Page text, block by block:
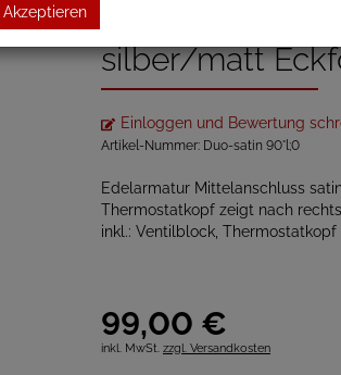
silber/matt
Einloggen und Bewertung
Artikel-Nummer: Duo-satin 90°l;0
Edelarmatur Mittelanschluss
Thermostatkopf zeigt nach rechts,
inkl.: Ventilblock,
99,00 €
inkl. MwSt. zzgl. Versandkosten